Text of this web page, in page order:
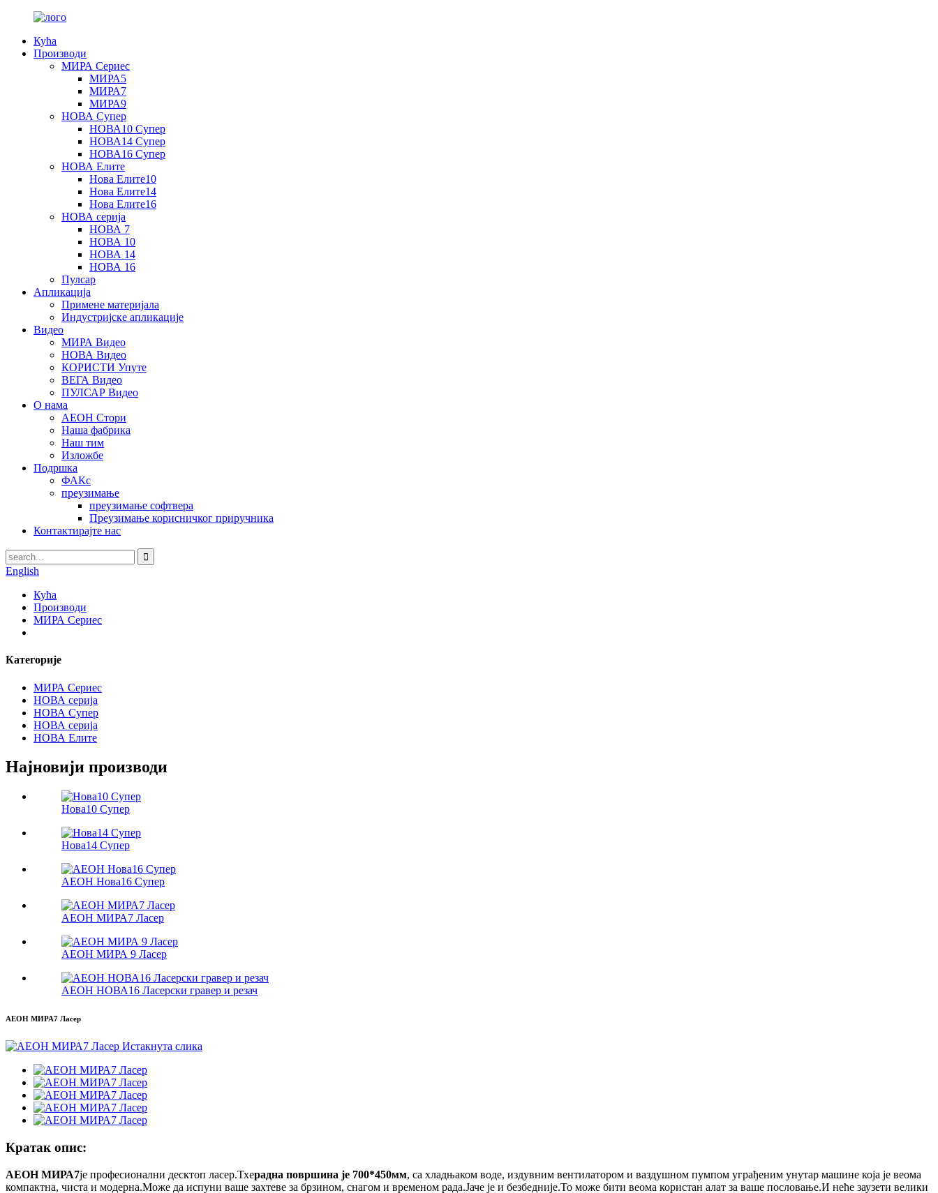
Кућа
Производи
МИРА Сериес
МИРА5
МИРА7
МИРА9
НОВА Супер
НОВА10 Супер
НОВА14 Супер
НОВА16 Супер
НОВА Елите
Нова Елите10
Нова Елите14
Нова Елите16
НОВА серија
НОВА 7
НОВА 10
НОВА 14
НОВА 16
Пулсар
Апликација
Примене материјала
Индустријске апликације
Видео
МИРА Видео
НОВА Видео
КОРИСТИ Упуте
ВЕГА Видео
ПУЛСАР Видео
О нама
АЕОН Стори
Наша фабрика
Наш тим
Изложбе
Подршка
ФАКс
преузимање
преузимање софтвера
Преузимање корисничког приручника
Контактирајте нас
English
Кућа
Производи
МИРА Сериес
Категорије
МИРА Сериес
НОВА серија
НОВА Супер
НОВА серија
НОВА Елите
Најновији производи
Нова10 Супер
Нова14 Супер
АЕОН Нова16 Супер
АЕОН МИРА7 Ласер
АЕОН МИРА 9 Ласер
АЕОН НОВА16 Ласерски гравер и резач
АЕОН МИРА7 Ласер
Кратак опис:
АЕОН МИРА7је професионални десктоп ласер.Тхерадна површина је 700*450мм, са хладњаком воде, издувним вентилатором и ваздушном пумпом уграђеним унутар машине која је веома
компактна, чиста и модерна.Може да испуни ваше захтеве за брзином, снагом и временом рада.Јаче је и безбедније.То може бити веома користан алат за ваше пословање.И неће заузети велики